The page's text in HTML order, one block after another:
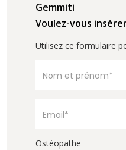
Gemmiti
Voulez-vous
Utilisez ce formulaire
Ostéopathe